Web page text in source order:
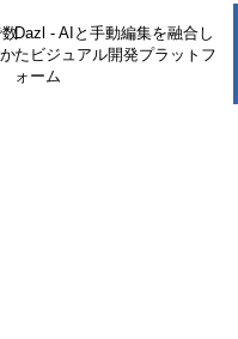
Dazl - AIと手動編集を融合し
たビジュアル開発プラットフ
ォーム